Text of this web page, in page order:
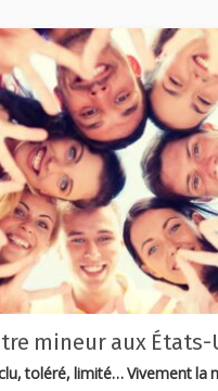
mineur aux États-
toléré, limité… Vivement la